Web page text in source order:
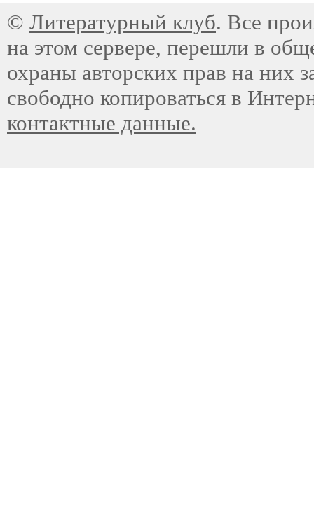
© Литературный клуб. Все
на этом сервере, перешли в
охраны авторских прав на них
свободно копироваться в
контактные данные.